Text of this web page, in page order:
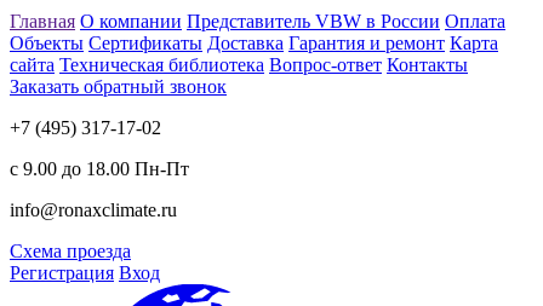
Главная О компании Представитель VBW в России Оплата
Объекты Сертификаты Доставка Гарантия и ремонт Карта
сайта Техническая библиотека Вопрос-ответ Контакты
Заказать обратный звонок
+7 (495) 317-17-02
с 9.00 до 18.00 Пн-Пт
info@ronaxclimate.ru
Схема проезда
Регистрация Вход